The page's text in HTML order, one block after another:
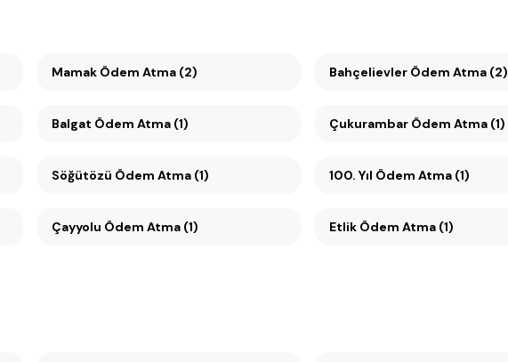
Mamak Ödem Atma (2) Bahçelievler Ödem Atma (2)
Balgat Ödem Atma (1) Çukurambar Ödem Atma (1)
Söğütözü Ödem Atma (1) 100. Yıl Ödem Atma (1)
Çayyolu Ödem Atma (1) Etlik Ödem Atma (1)